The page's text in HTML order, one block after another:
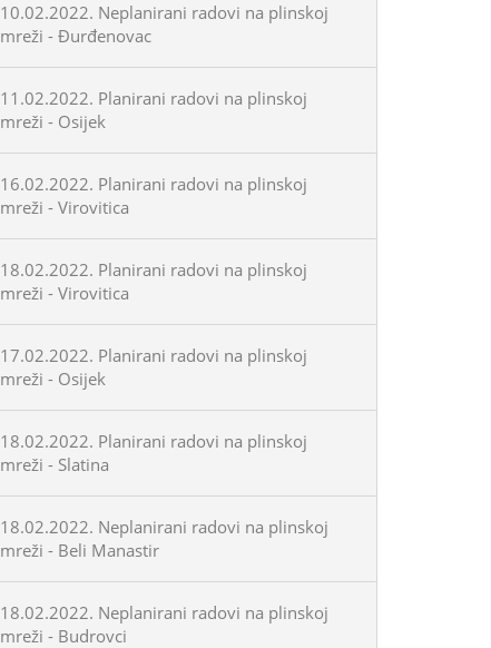
10.02.2022. Neplanirani radovi na plinskoj
mreži - Đurđenovac
11.02.2022. Planirani radovi na plinskoj
mreži - Osijek
16.02.2022. Planirani radovi na plinskoj
mreži - Virovitica
18.02.2022. Planirani radovi na plinskoj
mreži - Virovitica
17.02.2022. Planirani radovi na plinskoj
mreži - Osijek
18.02.2022. Planirani radovi na plinskoj
mreži - Slatina
18.02.2022. Neplanirani radovi na plinskoj
mreži - Beli Manastir
18.02.2022. Neplanirani radovi na plinskoj
mreži - Budrovci